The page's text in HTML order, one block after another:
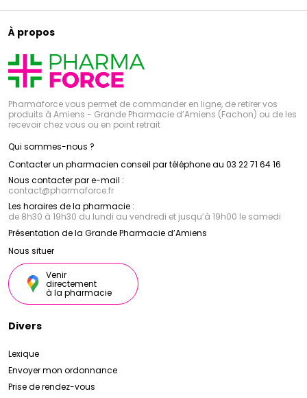
À propos
Pharmaforce vous permet de commander en ligne, de retirer vos
produits à Amiens - Grande Pharmacie d’Amiens (Fachon) ou de les
recevoir chez vous ou en point retrait
Qui sommes-nous ?
Contacter un pharmacien conseil par téléphone au 03 22 71 64 16
Nous contacter par e-mail :
contact@pharmaforce.fr
Les horaires de la pharmacie :
de 8h30 à 19h30 du lundi au vendredi et jusqu’à 19h00 le samedi
Présentation de la Grande Pharmacie d’Amiens
Nous situer
Venir
directement
à la pharmacie
Divers
Lexique
Envoyer mon ordonnance
Prise de rendez-vous